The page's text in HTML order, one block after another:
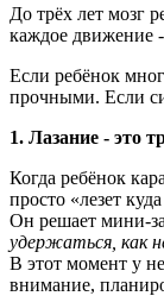
До трёх лет мозг
каждое движение
Если ребёнок
прочными. Если
1. Лазание - это
Когда ребёнок
просто «лезет
Он решает мини-
удержаться, как
В этот момент у
внимание,